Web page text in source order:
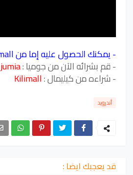
- يمكنك الحصول عليه إما من Kilimall أو Jumia.
- قم بشرائه الآن من جوميا :jumia
- شراءه من كيليمال :Kilimall
أندرويد
قد يعجبك ايضا :